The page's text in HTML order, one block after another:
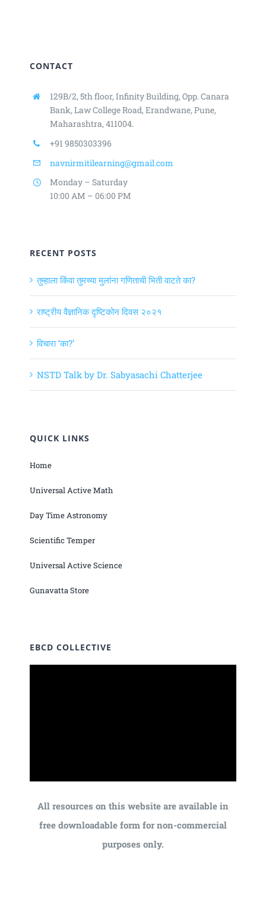
CONTACT
129B/2, 5th floor, Infinity Building, Opp. Canara
Bank, Law College Road, Erandwane, Pune,
Maharashtra, 411004.
+91 9850303396
navnirmitilearning@gmail.com
Monday – Saturday
10:00 AM – 06:00 PM
RECENT POSTS
तुम्हाला किंवा तुमच्या मुलांना गणिताची भिती वाटते का?
राष्ट्रीय वैज्ञानिक दृष्टिकोन दिवस २०२१
विचारा ‘का?’
NSTD Talk by Dr. Sabyasachi Chatterjee
QUICK LINKS
Home
Universal Active Math
Day Time Astronomy
Scientific Temper
Universal Active Science
Gunavatta Store
EBCD COLLECTIVE
All resources on this website are available in
free downloadable form for non-commercial
purposes only.